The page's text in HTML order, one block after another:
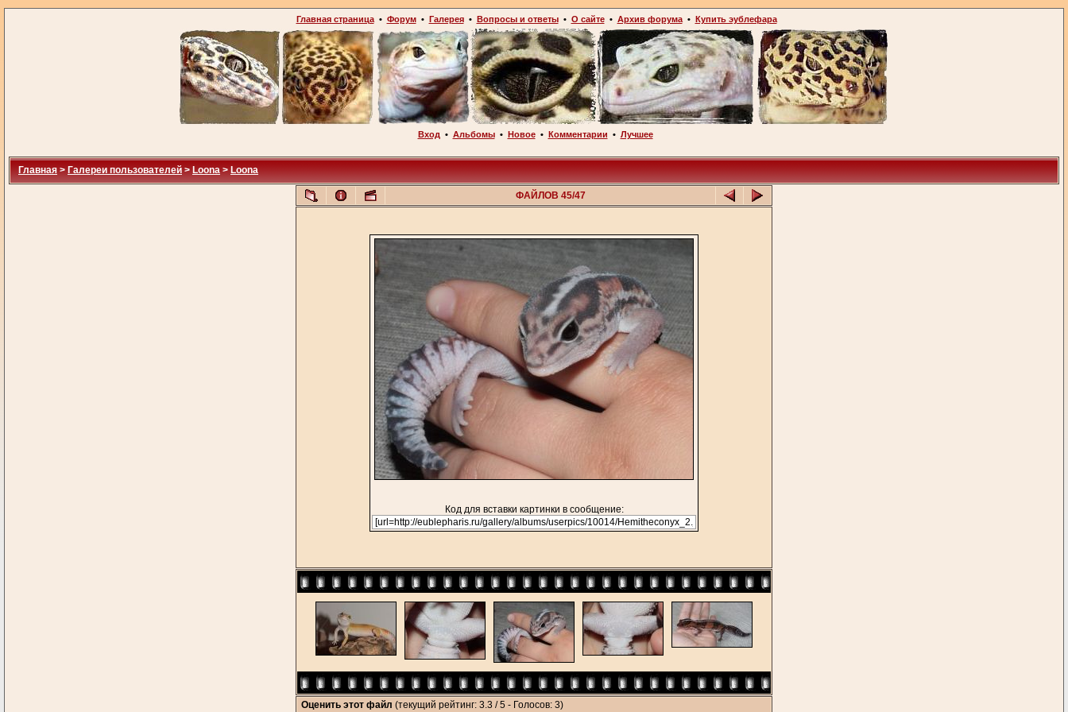
Главная страница• Форум• Галерея• Вопросы и ответы• О сайте• Архив форума• Купить эублефара
Вход • Альбомы• Новое• Комментарии • Лучшее
Главная > Галереи пользователей > Loona > Loona
ФАЙЛОВ 45/47
Код для вставки картинки в сообщение:
Оценить этот файл (текущий рейтинг: 3.3 / 5 - Голосов: 3)